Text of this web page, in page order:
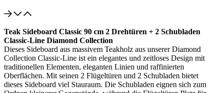
Teak Sideboard Classic 90 cm 2 Drehtüren + 2 Schubladen
Classic-Line Diamond Collection
Dieses Sideboard aus massivem Teakholz aus unserer Diamond
Collection Classic-Line ist ein elegantes und zeitloses Design mit
traditionellen Elementen, eleganten Linien und raffinierten
Oberflächen. Mit seinen 2 Flügeltüren und 2 Schubladen bietet
dieses Sideboard viel Stauraum. Die Schubladen eignen sich zum